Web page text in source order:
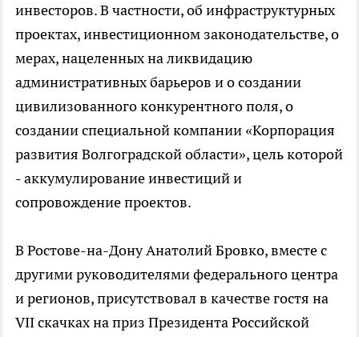
инвесторов. В частности, об инфраструктурных
проектах, инвестиционном законодательстве, о
мерах, нацеленных на ликвидацию
административных барьеров и о создании
цивилизованного конкурентного поля, о
создании специальной компании «Корпорация
развития Волгоградской области», цель которой
- аккумулирование инвестиций и
сопровождение проектов.
В Ростове-на-Дону Анатолий Бровко, вместе с
другими руководителями федерального центра
и регионов, присутствовал в качестве гостя на
VII скачках на приз Президента Российской